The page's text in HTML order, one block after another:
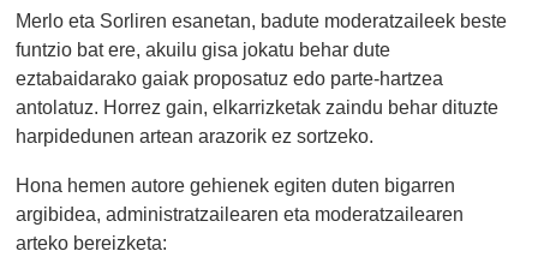
Merlo eta Sorliren esanetan, badute moderatzaileek beste
funtzio bat ere, akuilu gisa jokatu behar dute
eztabaidarako gaiak proposatuz edo parte-hartzea
antolatuz. Horrez gain, elkarrizketak zaindu behar dituzte
harpidedunen artean arazorik ez sortzeko.
Hona hemen autore gehienek egiten duten bigarren
argibidea, administratzailearen eta moderatzailearen
arteko bereizketa: